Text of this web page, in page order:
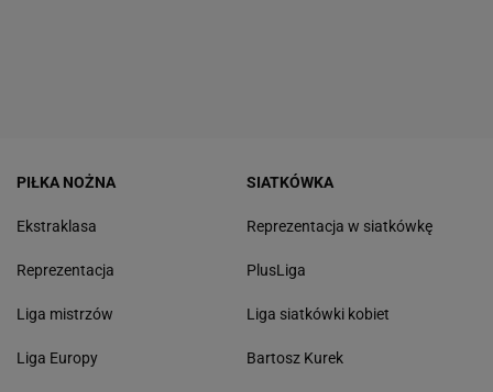
PIŁKA NOŻNA
Ekstraklasa
Reprezentacja
Liga mistrzów
Liga Europy
SIATKÓWKA
Reprezentacja w siatkówkę
PlusLiga
Liga siatkówki kobiet
Bartosz Kurek